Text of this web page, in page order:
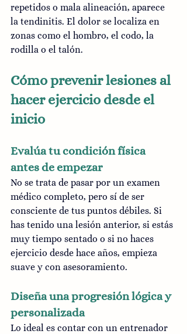
repetidos o mala alineación, aparece
la tendinitis. El dolor se localiza en
zonas como el hombro, el codo, la
rodilla o el talón.
Cómo prevenir lesiones al
hacer ejercicio desde el
inicio
Evalúa tu condición física
antes de empezar
No se trata de pasar por un examen
médico completo, pero sí de ser
consciente de tus puntos débiles. Si
has tenido una lesión anterior, si estás
muy tiempo sentado o si no haces
ejercicio desde hace años, empieza
suave y con asesoramiento.
Diseña una progresión lógica y
personalizada
Lo ideal es contar con un entrenador